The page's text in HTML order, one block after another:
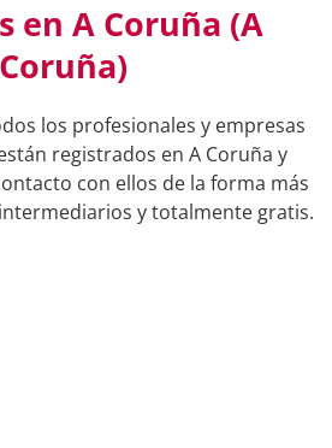
en A Coruña (A
Coruña)
los profesionales y empresas
registrados en A Coruña y
con ellos de la forma más
y totalmente gratis.